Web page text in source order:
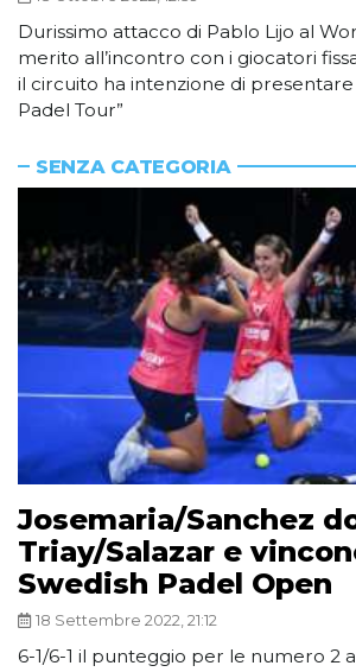
Durissimo attacco di Pablo Lijo al
merito all’incontro con i giocatori
il circuito ha intenzione di presentare
Padel Tour”
SENZA CATEGORIA
Josemaria/Sanchez
Triay/Salazar e
Swedish Padel Open
18 Settembre 2022, 21:12
6-1/6-1 il punteggio per le numero 2